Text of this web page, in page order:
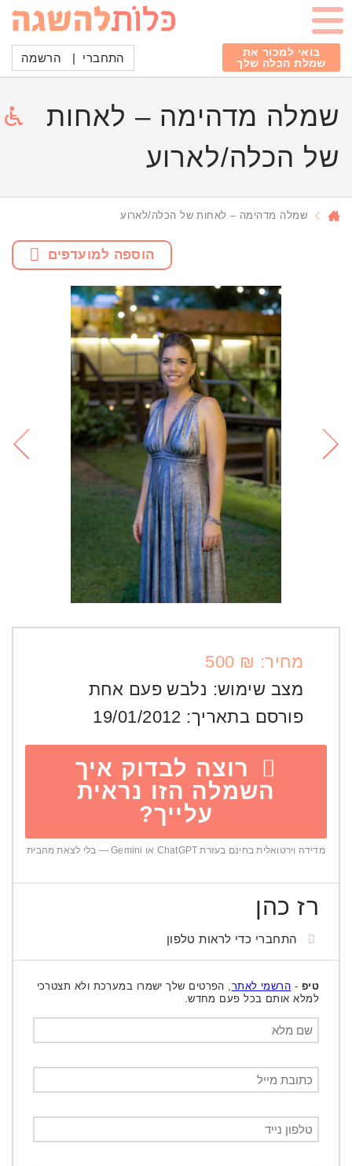
בואי למכור את
שמלת הכלה שלך
התחברי | הרשמה
שמלה מדהימה – לאחות
של הכלה/לארוע
שמלה מדהימה – לאחות של הכלה/לארוע
הוספה למועדפים
מחיר: ₪ 500
מצב שימוש: נלבש פעם אחת
פורסם בתאריך: 19/01/2012
רוצה לבדוק איך
השמלה הזו נראית
עלייך?
מדידה וירטואלית בחינם בעזרת ChatGPT או Gemini — בלי לצאת מהבית
רז כהן
התחברי כדי לראות טלפון
טיפ - הרשמי לאתר, הפרטים שלך ישמרו במערכת ולא תצטרכי
למלא אותם בכל פעם מחדש.